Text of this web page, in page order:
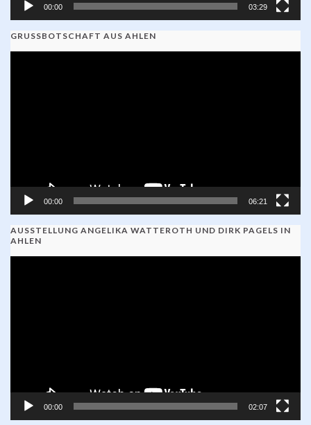
00:00 03:29
GRUSSBOTSCHAFT AUS AHLEN
00:00 06:21
AUSSTELLUNG ANGELIKA WATTEROTH UND DIRK PAGELS IN
AHLEN
00:00 02:07